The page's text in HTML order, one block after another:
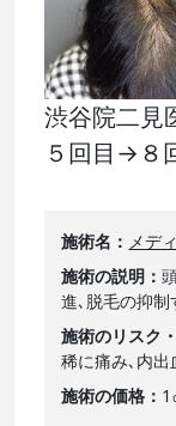
渋谷院二見
５回目→８
施術名
メデ
施術の説明
進､脱毛の抑制
施術のリスク
稀に痛み､内
施術の価格
1